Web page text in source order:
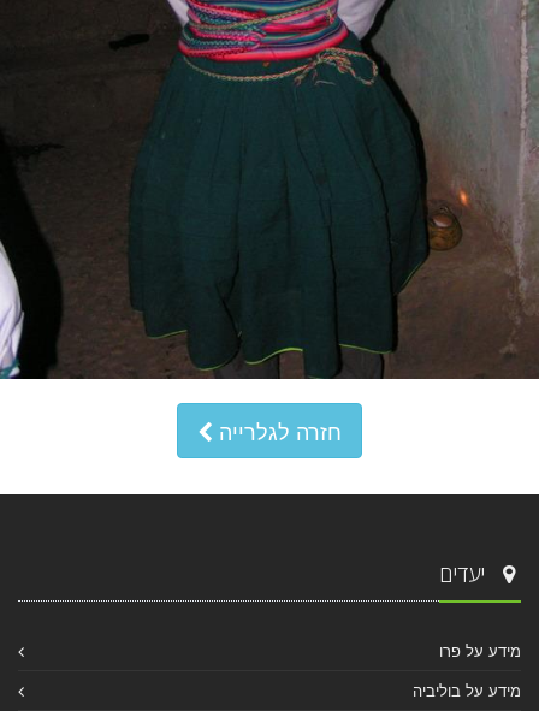
חזרה לגלרייה
יעדים
מידע על פרו
מידע על בוליביה